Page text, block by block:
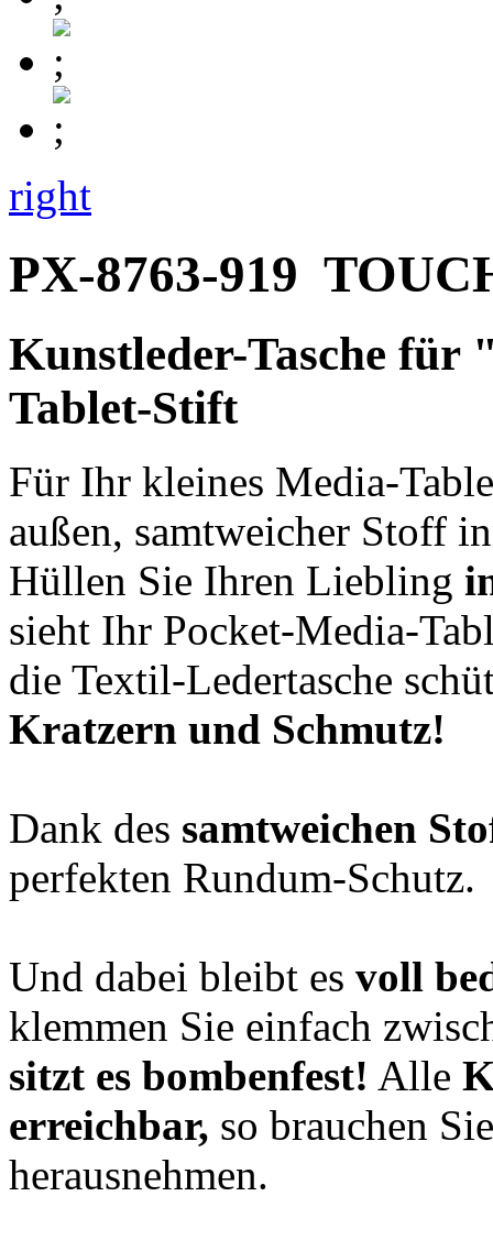
right
PX-8763-919
Kunstleder-Tasche
Tablet-Stift
Für Ihr kleines Media-
außen, samtweicher Stoff
Hüllen Sie Ihren Liebling
sieht Ihr Pocket-Media-
die Textil-Ledertasche
Kratzern und Schmutz!
Dank des samtweichen
perfekten Rundum-Schutz.
Und dabei bleibt es voll
klemmen Sie einfach
sitzt es bombenfest! Alle
erreichbar, so brauchen
herausnehmen.